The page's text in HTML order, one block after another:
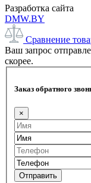
Разработка сайта
DMW.BY
Сравнение
Ваш запрос
скорее.
Заказ обратного
×
Отправить